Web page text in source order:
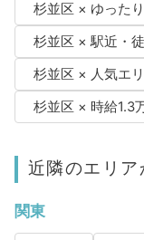
杉並区 × ゆった
杉並区 × 駅近・
杉並区 × 人気エ
杉並区 × 時給1.3
近隣のエリア
関東